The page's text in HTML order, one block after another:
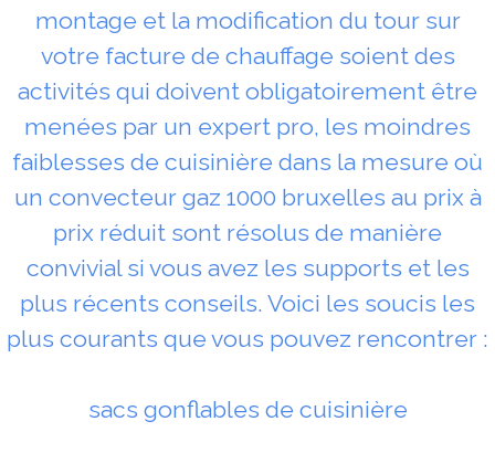
montage et la modification du tour sur
votre facture de chauffage soient des
activités qui doivent obligatoirement être
menées par un expert pro, les moindres
faiblesses de cuisinière dans la mesure où
un convecteur gaz 1000 bruxelles au prix à
prix réduit sont résolus de manière
convivial si vous avez les supports et les
plus récents conseils. Voici les soucis les
plus courants que vous pouvez rencontrer :
sacs gonflables de cuisinière